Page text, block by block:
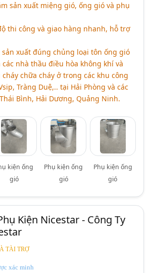
sản xuất miệng gió, ống gió và phụ
thi công và giao hàng nhanh, hỗ trợ
sản xuất đúng chủng loại tôn ống gió
nhà thầu điều hòa không khí và
chữa cháy ở trong các khu công
Tràng Duệ,.. tại Hải Phòng và các
Bình, Hải Dương, Quảng Ninh.
kiện ống
gió
Phụ kiện ống
gió
Phụ kiện ống
gió
Kiện Nicestar - Công Ty
TÀI TRỢ
xác minh